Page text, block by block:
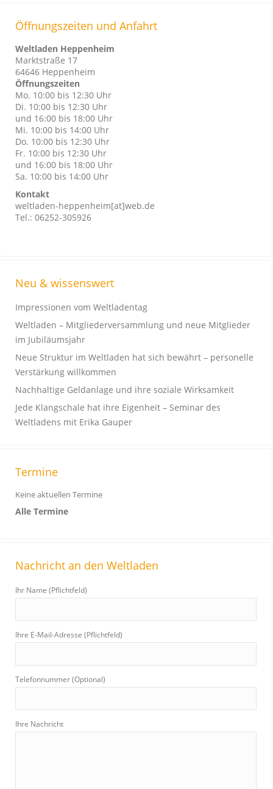
c
:
Öffnungszeiten und Anfahrt
Weltladen Heppenheim
Marktstraße 17
64646 Heppenheim
Öffnungszeiten
Mo. 10:00 bis 12:30 Uhr
Di. 10:00 bis 12:30 Uhr
und 16:00 bis 18:00 Uhr
Mi. 10:00 bis 14:00 Uhr
Do. 10:00 bis 12:30 Uhr
Fr. 10:00 bis 12:30 Uhr
und 16:00 bis 18:00 Uhr
Sa. 10:00 bis 14:00 Uhr
Kontakt
weltladen-heppenheim[at]web.de
Tel.: 06252-305926
Neu & wissenswert
Impressionen vom Weltladentag
Weltladen – Mitgliederversammlung und neue Mitglieder
im Jubiläumsjahr
Neue Struktur im Weltladen hat sich bewährt – personelle
Verstärkung willkommen
Nachhaltige Geldanlage und ihre soziale Wirksamkeit
Jede Klangschale hat ihre Eigenheit – Seminar des
Weltladens mit Erika Gauper
Termine
Keine aktuellen Termine
Alle Termine
Nachricht an den Weltladen
Ihr Name (Pflichtfeld)
Ihre E-Mail-Adresse (Pflichtfeld)
Telefonnummer (Optional)
Ihre Nachricht